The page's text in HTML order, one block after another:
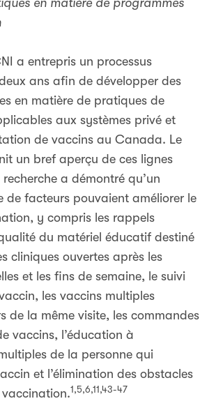
en matière de programmes
a entrepris un processus
ans afin de développer des
en matière de pratiques de
aux systèmes privé et
de vaccins au Canada. Le
un bref aperçu de ces lignes
recherche a démontré qu’un
de facteurs pouvaient améliorer le
y compris les rappels
du matériel éducatif destiné
cliniques ouvertes après les
et les fins de semaine, le suivi
les vaccins multiples
de la même visite, les commandes
vaccins, l’éducation à
de la personne qui
et l’élimination des obstacles
1,5,6,11,43-47